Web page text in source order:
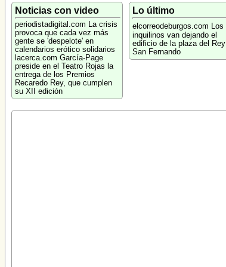
Noticias con video
periodistadigital.com La crisis
provoca que cada vez más
gente se 'despelote' en
calendarios erótico solidarios
lacerca.com García-Page
preside en el Teatro Rojas la
entrega de los Premios
Recaredo Rey, que cumplen
su XII edición
Lo último
elcorreodeburgos.com Los
inquilinos van dejando el
edificio de la plaza del Rey
San Fernando